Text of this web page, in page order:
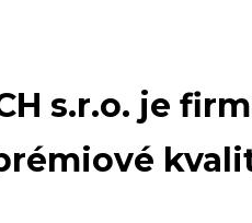
s.r.o. je